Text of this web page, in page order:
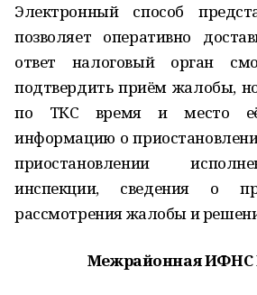
Электронный способ
позволяет оперативно
ответ налоговый орган
подтвердить приём жалобы,
по ТКС время и место её
информацию о
приостановлении
инспекции, сведения о
рассмотрения жалобы и
Межрайонная ИФНС